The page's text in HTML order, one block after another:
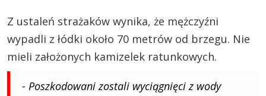
Z ustaleń strażaków wynika, że mężczyźni
wypadli z łódki około 70 metrów od brzegu. Nie
mieli założonych kamizelek ratunkowych.
- Poszkodowani zostali wyciągnięci z wody